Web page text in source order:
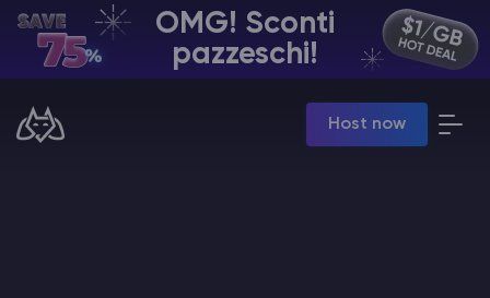
OMG! Sconti
pazzeschi!
Host now
IT | USD
Manage your servers & payments